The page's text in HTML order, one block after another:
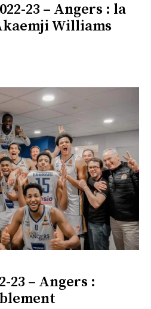
23 – Angers : la
Williams
23 – Angers :